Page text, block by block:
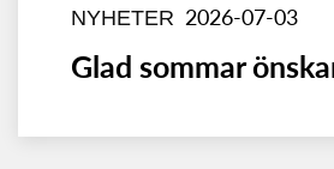
NYHETER 2026-07-03
Glad sommar